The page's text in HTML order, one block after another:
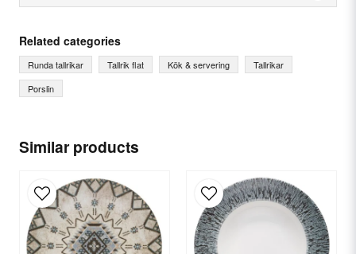
Similar products
Ask us something about this product...
Email
Related categories
Runda tallrikar Tallrik flat Kök & servering
Tallrikar
Porslin